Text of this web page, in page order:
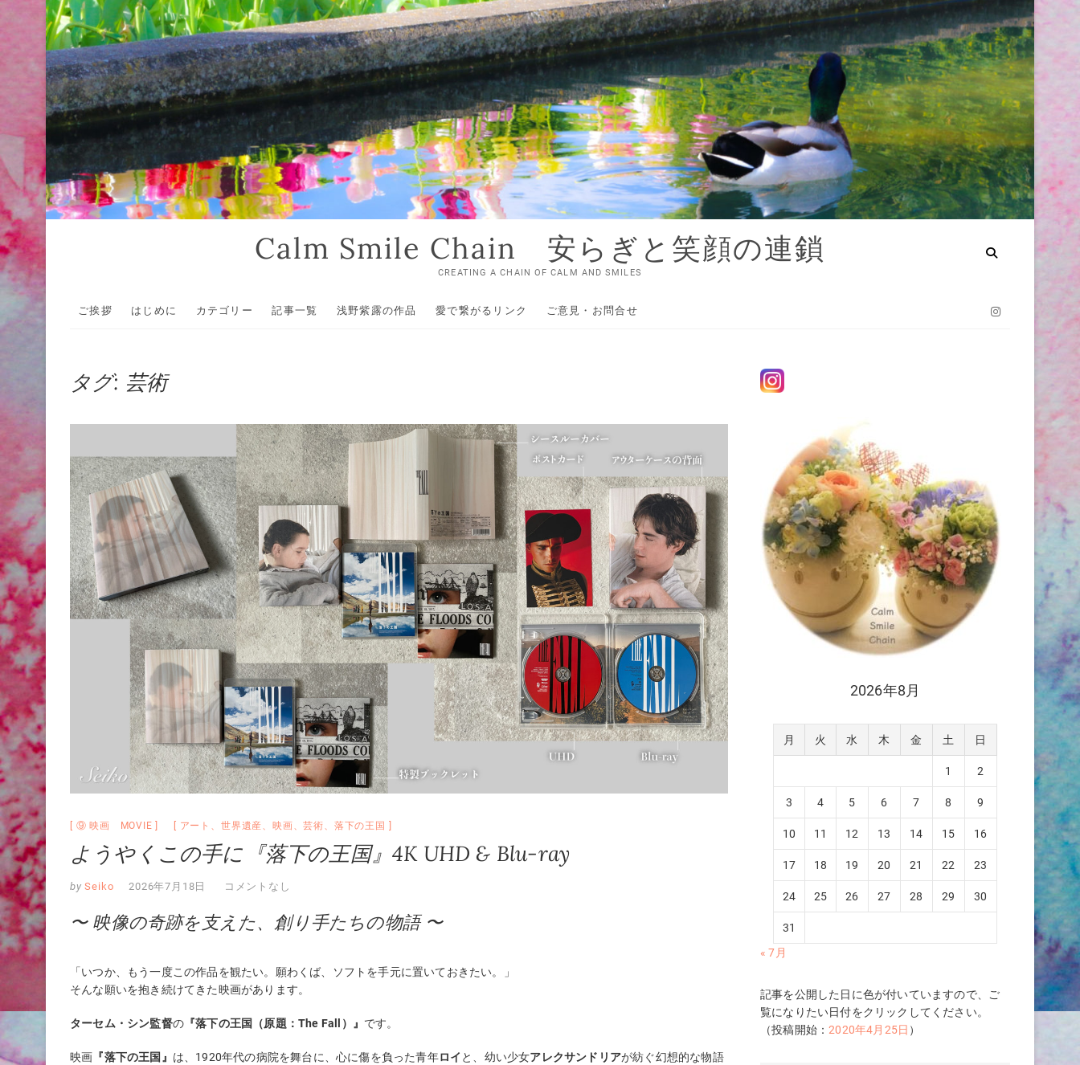
Calm Smile Chain 安らぎと笑顔の連鎖
CREATING A CHAIN OF CALM AND SMILES
Instagram
ご挨拶 はじめに カテゴリー 記事一覧 浅野紫露の作品 愛で繋がるリンク ご意見・お問合せ
タグ: 芸術
⑨ 映画 MOVIE アート 、 世界遺産、 映画、芸術、 落下の王国
ようやくこの手に『落下の王国』4K UHD & Blu-ray
by Seiko 2026年7月18日 コメントなし
〜 映像の奇跡を支えた、創り手たちの物語 〜
「いつか、もう一度この作品を観たい。願わくば、ソフトを手元に置いておきたい。」
そんな願いを抱き続けてきた映画があります。
ターセム・シン監督の 『落下の王国（原題：The Fall）』 です。
映画 『落下の王国』 は、1920年代の病院を舞台に、心に傷を負った青年ロイ と、幼い少女アレクサンドリアが紡ぐ幻想的な物語
2026年8月
月 火 水 木 金 土 日
1 2
3 4 5 6 7 8 9
10 11 12 13 14 15 16
17 18 19 20 21 22 23
24 25 26 27 28 29 30
31
« 7月
記事を公開した日に色が付いていますので、ご
覧になりたい日付をクリックしてください。
（投稿開始：2020年4月25日 ）